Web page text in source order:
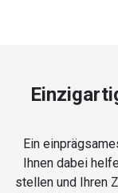
Ein
Ihnen dabei
stellen und Ihren